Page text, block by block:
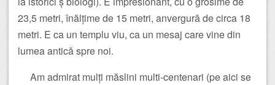
23,5 metri, înălțime de 15 metri, anvergură de circa 18
metri. E ca un templu viu, ca un mesaj care vine din
lumea antică spre noi.
Am admirat mulți măslini multi-centenari (pe aici se